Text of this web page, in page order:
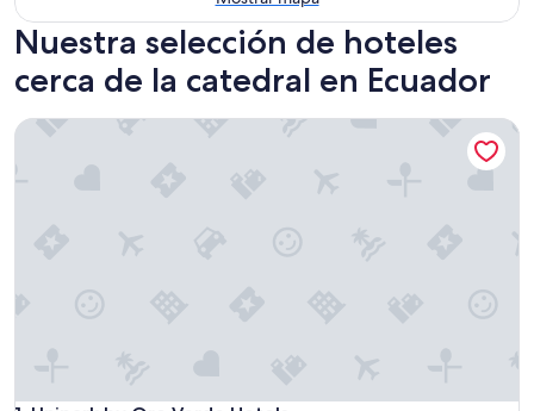
Nuestra selección de hoteles
cerca de la catedral en Ecuador
Unipark by Oro Verde Hotels